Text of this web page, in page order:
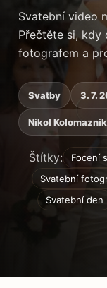
Svatební video
Přečtěte si, kdy
fotografem a
Svatby 3. 7.
Nikol
Štítky: Focení
Svatební
Svatební den